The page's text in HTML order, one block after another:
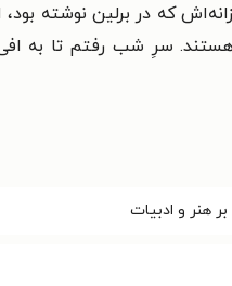
که در برلین نوشته بود،
هستند. سرِ شب رفتم تا به
هنر و ادبیات